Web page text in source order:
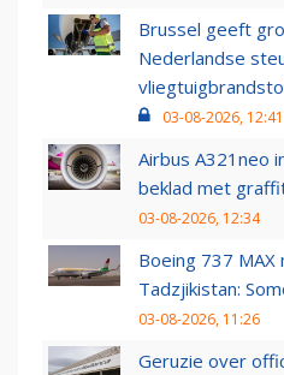
Brussel geeft
Nederlandse
03-08-2026, 12:41
Airbus A321neo
beklad met
03-08-2026, 12:34
Boeing 737 MAX
Tadzjikistan:
03-08-2026, 11:26
Geruzie over